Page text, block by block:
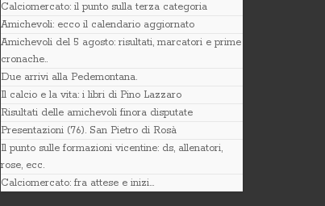
Calciomercato: il punto sulla terza categoria
Amichevoli: ecco il calendario aggiornato
Amichevoli del 5 agosto: risultati, marcatori e prime
cronache..
Due arrivi alla Pedemontana.
Il calcio e la vita: i libri di Pino Lazzaro
Risultati delle amichevoli finora disputate
Presentazioni (76). San Pietro di Rosà
Il punto sulle formazioni vicentine: ds, allenatori,
rose, ecc.
Calciomercato: fra attese e inizi…